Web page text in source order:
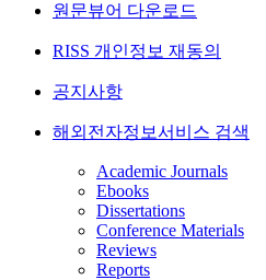
원문뷰어 다운로드
RISS 개인정보 재동의
공지사항
해외전자정보서비스 검색
Academic Journals
Ebooks
Dissertations
Conference Materials
Reviews
Reports